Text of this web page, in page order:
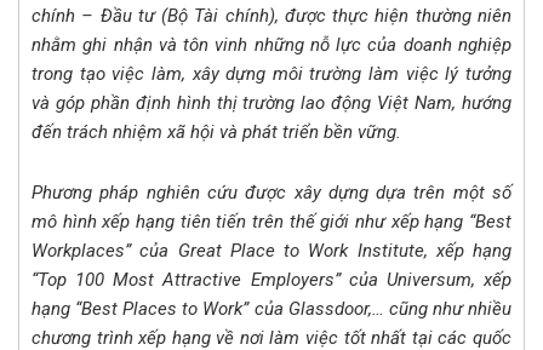
chính – Đầu tư (Bộ Tài chính), được thực hiện thường niên
nhằm ghi nhận và tôn vinh những nỗ lực của doanh nghiệp
trong tạo việc làm, xây dựng môi trường làm việc lý tưởng
và góp phần định hình thị trường lao động Việt Nam, hướng
đến trách nhiệm xã hội và phát triển bền vững.
Phương pháp nghiên cứu được xây dựng dựa trên một số
mô hình xếp hạng tiên tiến trên thế giới như xếp hạng “Best
Workplaces” của Great Place to Work Institute, xếp hạng
“Top 100 Most Attractive Employers” của Universum, xếp
hạng “Best Places to Work” của Glassdoor,… cũng như nhiều
chương trình xếp hạng về nơi làm việc tốt nhất tại các quốc